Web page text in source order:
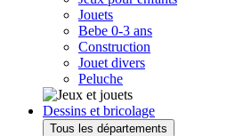
Jouets
Bebe 0-3 ans
Construction
Jouet divers
Peluche
Dessins et bricolage
Tous les départements